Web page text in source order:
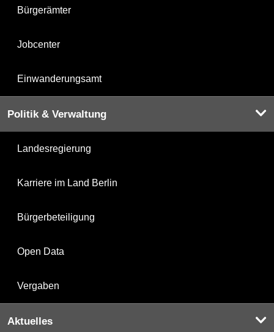
Bürgerämter
Jobcenter
Einwanderungsamt
Politik & Verwaltung
Landesregierung
Karriere im Land Berlin
Bürgerbeteiligung
Open Data
Vergaben
Aktuelles